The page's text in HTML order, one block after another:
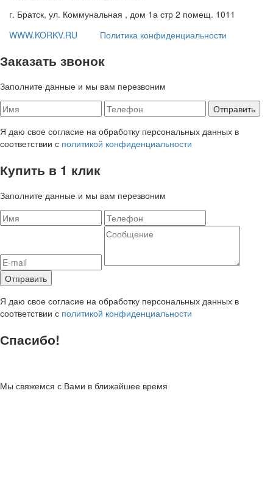
г. Братск, ул. Коммунальная , дом 1а стр 2 помещ. 1011
WWW.KORKV.RU
Политика конфиденциальности
Заказать звонок
Заполните данные и мы вам перезвоним
Я даю свое согласие на обработку персональных данных в
соответствии с политикой конфиденциальности
Купить в 1 клик
Заполните данные и мы вам перезвоним
Я даю свое согласие на обработку персональных данных в
соответствии с политикой конфиденциальности
Спасибо!
Мы свяжемся с Вами в ближайшее время